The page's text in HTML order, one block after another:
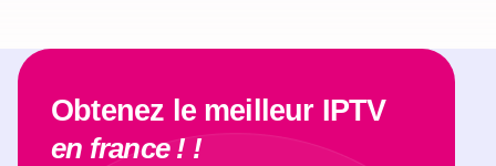
Obtenez le meilleur IPTV
en france ! !